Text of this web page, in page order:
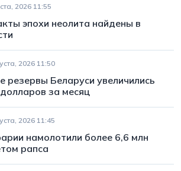
2026 11:55
эпохи неолита найдены в
2026 11:50
резервы Беларуси увеличились
за месяц
2026 11:45
намолотили более 6,6 млн
рапса